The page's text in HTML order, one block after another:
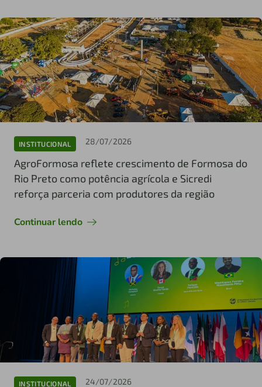
INSTITUCIONAL 28/07/2026
AgroFormosa reflete crescimento de Formosa do
Rio Preto como potência agrícola e Sicredi
reforça parceria com produtores da região
Continuar lendo
INSTITUCIONAL 24/07/2026